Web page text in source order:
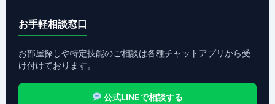
お手軽相談窓口
お部屋探しや特定技能のご相談は各種チャットアプリから受
け付けております。
公式LINEで相談する